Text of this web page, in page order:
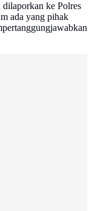
dilaporkan ke Polres
ada yang pihak